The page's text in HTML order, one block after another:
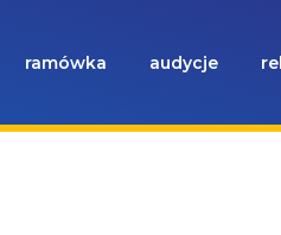
ramówka audycje